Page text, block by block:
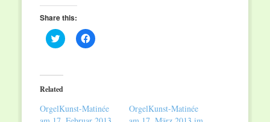
Share this:
Click
to
(Opens
in
new
Click
to
Related
OrgelKunst-Matinée
OrgelKunst-Matinée